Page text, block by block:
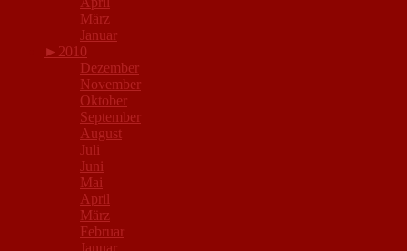
März
Januar
► 2010
Dezember
November
Oktober
September
August
Juli
Juni
Mai
April
März
Februar